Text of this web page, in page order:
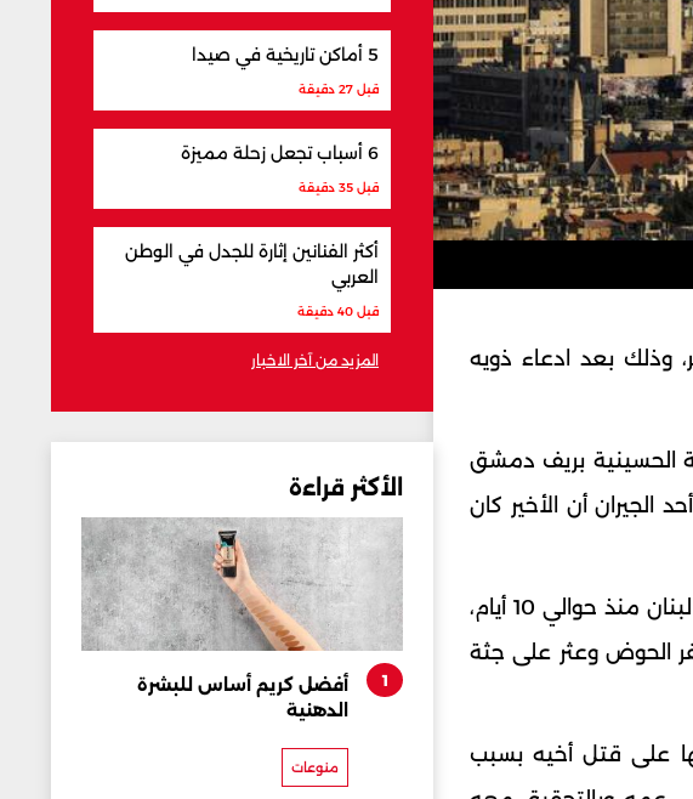
في ريف دمشق تفاصيل جريمة ارتكبت بحق شاب قبل 6 أشهر، وذلك بعد ادعاء ذويه
الحسينية بريف دمشق
من أحد الجيران أن الأخير كان
وتوجهت دورية من مركز الشرطة إلى منزل المذكور شقيق المتغيب، وبتحريه تبين أنه غادر إلى لبنان منذ حوالي 10 أيام،
الحوض وعثر على جثة
على قتل أخيه بسبب
5 أماكن تاريخية في صيدا
قبل 27 دقيقة
6 أسباب تجعل زحلة مميزة
قبل 35 دقيقة
أكثر الفنانين إثارة للجدل في الوطن
العربي
قبل 40 دقيقة
المزيد من آخر الاخبار
الأكثر قراءة
1
أفضل كريم أساس للبشرة
الدهنية
منوعات